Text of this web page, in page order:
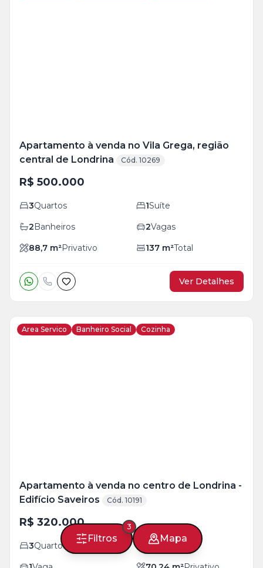
Filtros
3
Mapa
Apartamento à venda no Vila Grega, região
central de Londrina
Cód. 10269
R$ 500.000
3Quartos 1Suíte
2Banheiros 2Vagas
88,7 m²Privativo 137 m²Total
Ver Detalhes
Area Servico Banheiro Social Cozinha
Apartamento à venda no centro de Londrina -
Edifício Saveiros
Cód. 10191
R$ 320.000
3Quartos 1Banheiro